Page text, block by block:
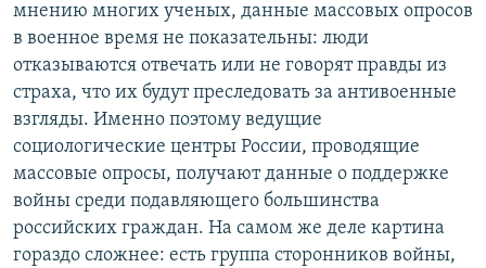
мнению многих ученых, данные массовых опросов
в военное время не показательны: люди
отказываются отвечать или не говорят правды из
страха, что их будут преследовать за антивоенные
взгляды. Именно поэтому ведущие
социологические центры России, проводящие
массовые опросы, получают данные о поддержке
войны среди подавляющего большинства
российских граждан. На самом же деле картина
гораздо сложнее: есть группа сторонников войны,